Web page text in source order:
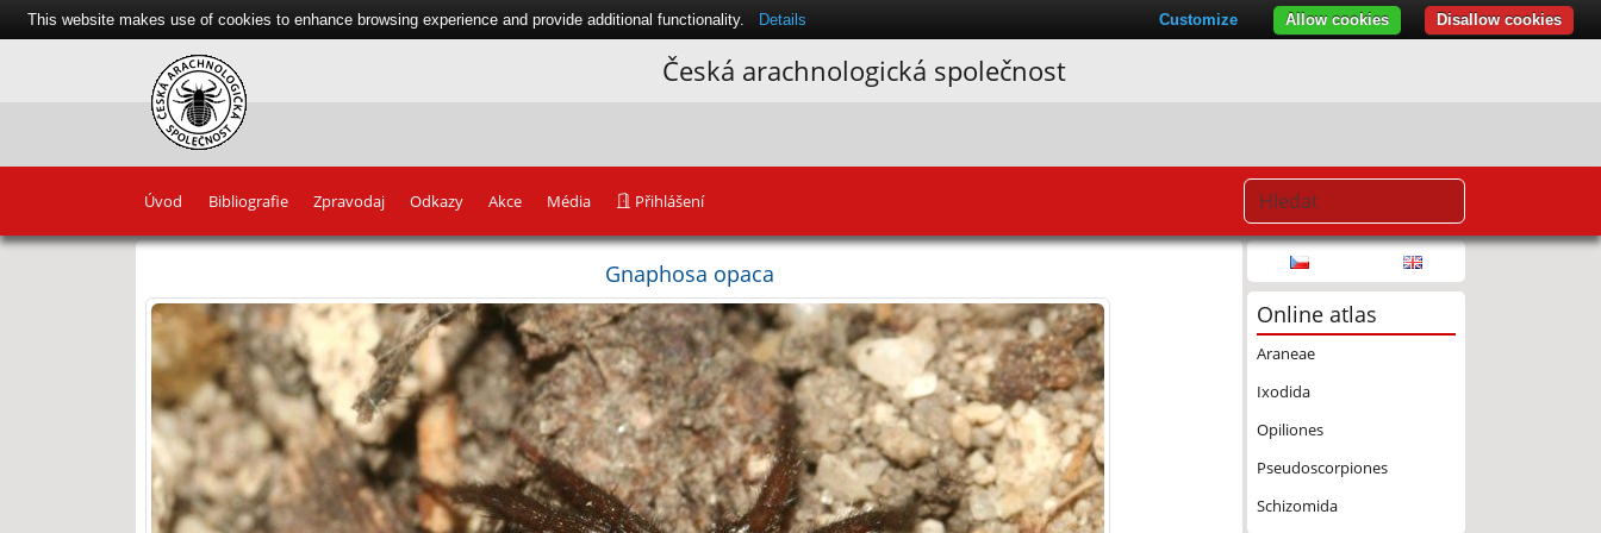
Česká arachnologická společnost
Úvod Bibliografie Zpravodaj Odkazy Akce Média Přihlášení
Gnaphosa opaca
Online atlas
Araneae
Ixodida
Opiliones
Pseudoscorpiones
Schizomida
This website makes use of cookies to enhance browsing experience and provide additional functionality. Details Disallow cookies
Allow cookies
Customize